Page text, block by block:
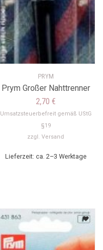
PRYM
Prym Großer Nahttrenner
2,70 €
Umsatzsteuerbefreit gemäß UStG
§19
zzgl. Versand
Lieferzeit: ca. 2–3 Werktage